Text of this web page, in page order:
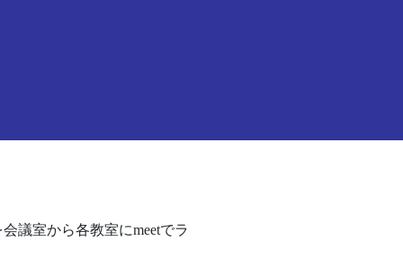
議室から各教室にmeetでラ